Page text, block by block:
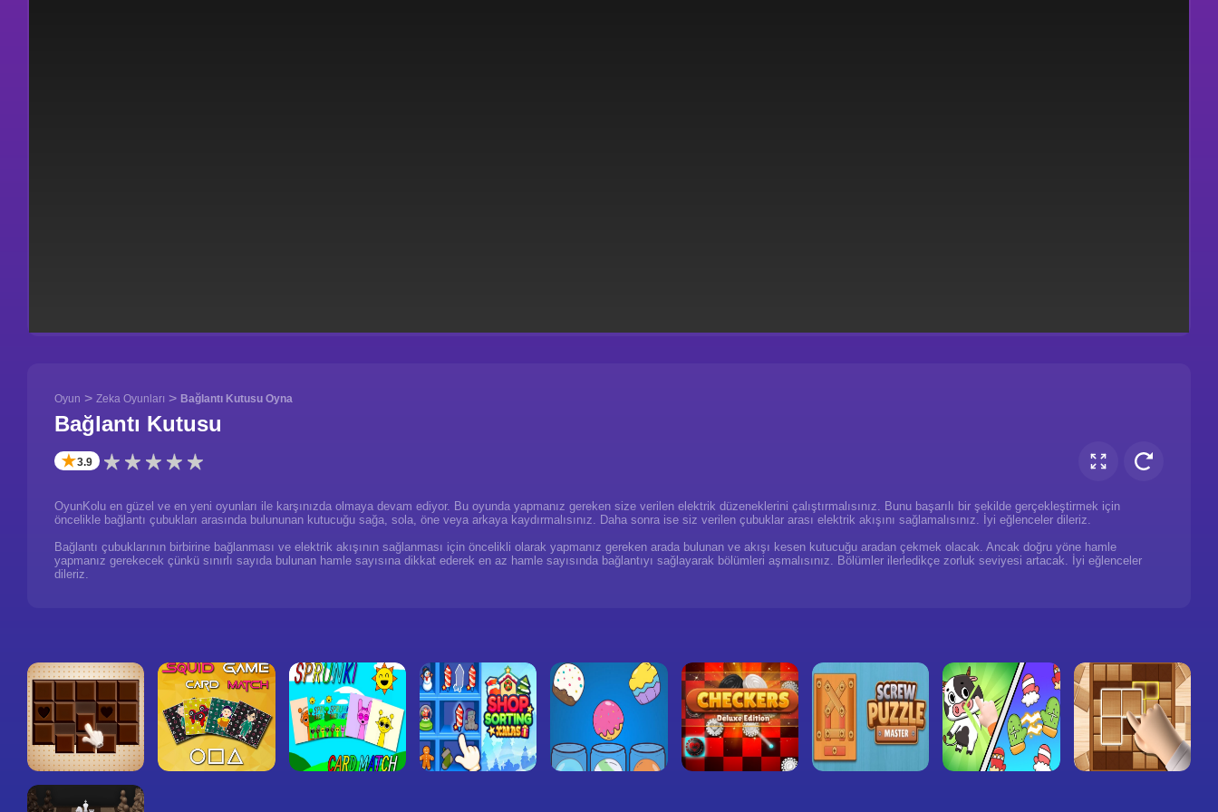
Oyun > Zeka Oyunları > Bağlantı Kutusu Oyna
Bağlantı Kutusu
✭3.9
OyunKolu en güzel ve en yeni oyunları ile karşınızda olmaya devam ediyor. Bu oyunda yapmanız gereken size verilen elektrik düzeneklerini çalıştırmalısınız. Bunu başarılı bir şekilde gerçekleştirmek için
öncelikle bağlantı çubukları arasında bulununan kutucuğu sağa, sola, öne veya arkaya kaydırmalısınız. Daha sonra ise siz verilen çubuklar arası elektrik akışını sağlamalısınız. İyi eğlenceler dileriz.
Bağlantı çubuklarının birbirine bağlanması ve elektrik akışının sağlanması için öncelikli olarak yapmanız gereken arada bulunan ve akışı kesen kutucuğu aradan çekmek olacak. Ancak doğru yöne hamle
yapmanız gerekecek çünkü sınırlı sayıda bulunan hamle sayısına dikkat ederek en az hamle sayısında bağlantıyı sağlayarak bölümleri aşmalısınız. Bölümler ilerledikçe zorluk seviyesi artacak. İyi eğlenceler
dileriz.